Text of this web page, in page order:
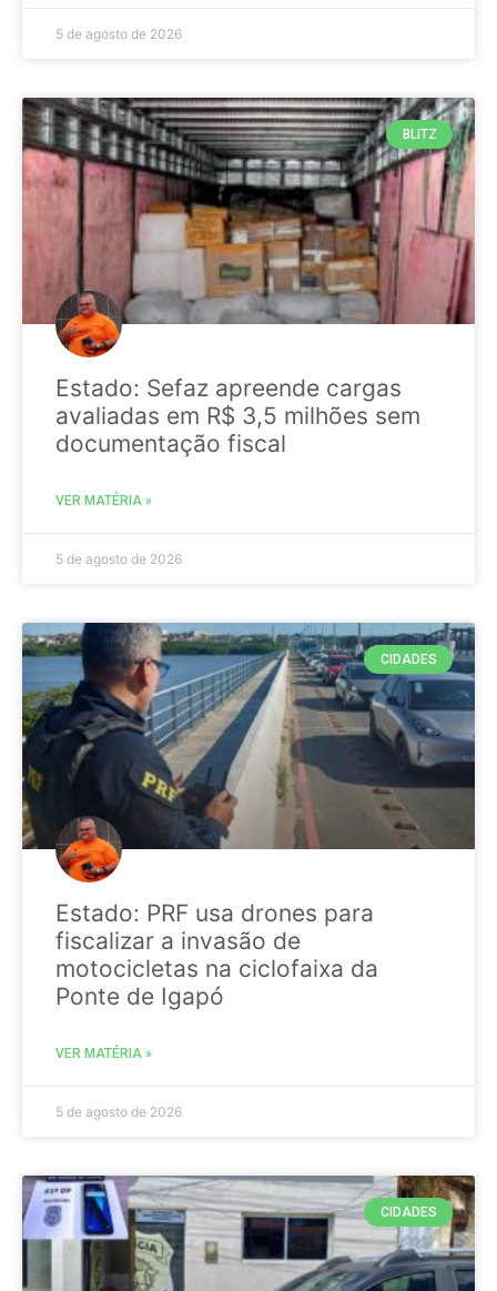
5 de agosto de 2026
BLITZ
Estado: Sefaz apreende cargas
avaliadas em R$ 3,5 milhões sem
documentação fiscal
VER MATÉRIA »
5 de agosto de 2026
CIDADES
Estado: PRF usa drones para
fiscalizar a invasão de
motocicletas na ciclofaixa da
Ponte de Igapó
VER MATÉRIA »
5 de agosto de 2026
CIDADES